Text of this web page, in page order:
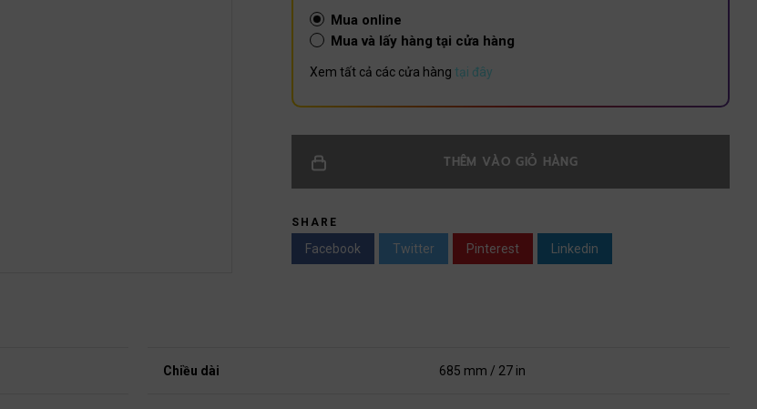
Mua online
Mua và lấy hàng tại cửa hàng
Xem tất cả các cửa hàngtại đây
THÊM VÀO GIỎ HÀNG
SHARE
Facebook Twitter Pinterest Linkedin
Chiều dài 685 mm / 27 in